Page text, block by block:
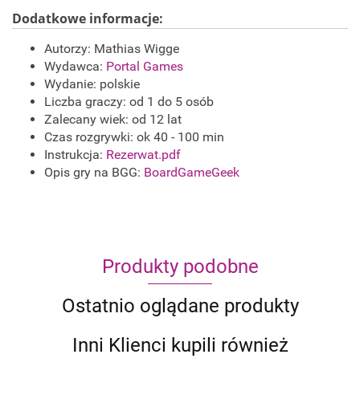
Dodatkowe informacje:
Autorzy: Mathias Wigge
Wydawca: Portal Games
Wydanie: polskie
Liczba graczy: od 1 do 5 osób
Zalecany wiek: od 12 lat
Czas rozgrywki: ok 40 - 100 min
Instrukcja: Rezerwat.pdf
Opis gry na BGG: BoardGameGeek
Produkty podobne
Ostatnio oglądane produkty
Inni Klienci kupili również